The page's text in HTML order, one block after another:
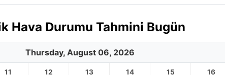
Hava Durumu Tahmini Bugün
Thursday, August 06, 2026
11 12 13 14 15 16